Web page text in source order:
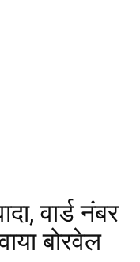
वार्ड नंबर
बोरवेल